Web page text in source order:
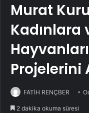
Murat
Kadınlara
Projelerini
FATİH RENÇBER
2 dakika okuma süresi